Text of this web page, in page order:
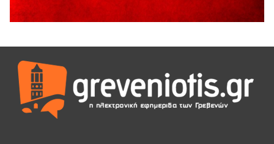
3 Αυγούστου 2026
3 Αυγούστου 2026
ΠΡΟΓΡΑΜΜΑ ΠΑΝΗΓΥΡΕΩΣ ΙΕΡΑΣ ΜΟΝΗΣ ΖΑΒΟΡΔΑΣ 2026
3 Αυγούστου 2026
Διακοπή ηλεκτρικού ρεύματος
3 Αυγούστου 2026